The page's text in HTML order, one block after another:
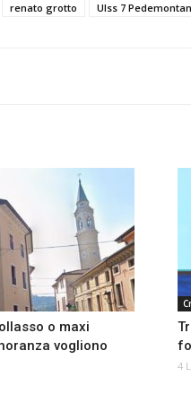
renato grotto Ulss 7
o maxi
vogliono
4